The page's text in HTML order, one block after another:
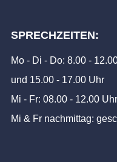
SPRECHZEITEN:
Mo - Di - Do: 8.00 -
und 15.00 - 17.00 Uhr
Mi - Fr: 08.00 - 12.00 Uhr
Mi & Fr nachmittag: